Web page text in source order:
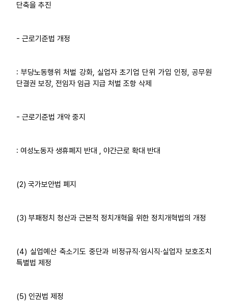
단축을 추진
- 근로기준법 개정
: 부당노동행위 처벌 강화, 실업자 초기업 단위 가입 인정, 공무원
단결권 보장, 전임자 임금 지급 처벌 조항 삭제
- 근로기준법 개악 중지
: 여성노동자 생휴폐지 반대 , 야간근로 확대 반대
(2) 국가보안법 폐지
(3) 부패정치 청산과 근본적 정치개혁을 위한 정치개혁법의 개정
(4) 실업예산 축소기도 중단과 비정규직·임시직·실업자 보호조치
특별법 제정
(5) 인권법 제정